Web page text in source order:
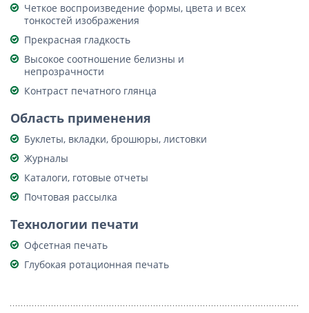
Четкое воспроизведение формы, цвета и всех
тонкостей изображения
Прекрасная гладкость
Высокое соотношение белизны и
непрозрачности
Контраст печатного глянца
Область применения
Буклеты, вкладки, брошюры, листовки
Журналы
Каталоги, готовые отчеты
Почтовая рассылка
Технологии печати
Офсетная печать
Глубокая ротационная печать